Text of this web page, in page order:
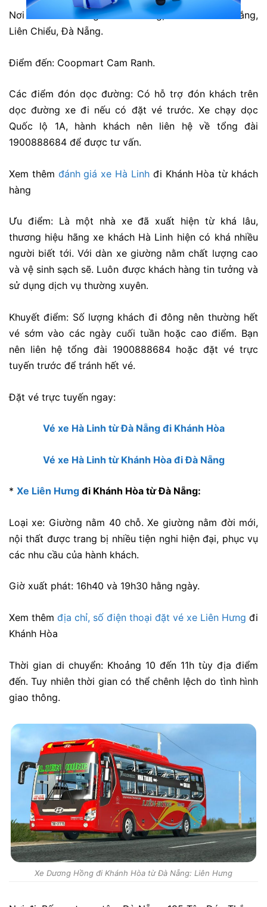
Nơi đi:
Bến xe trung tâm Đà Nẵng, 185 Tôn Đức Thắng,
Liên Chiểu, Đà Nẵng.
Điểm đến: Coopmart Cam Ranh.
Các điểm đón dọc đường: Có hỗ trợ đón khách trên
dọc đường xe đi nếu có đặt vé trước. Xe chạy dọc
Quốc lộ 1A, hành khách nên liên hệ về tổng đài
1900888684 để được tư vấn.
Xem thêm đánh giá xe Hà Linhđi Khánh Hòa từ khách
hàng
Ưu điểm: Là một nhà xe đã xuất hiện từ khá lâu,
thương hiệu hãng xe khách Hà Linh hiện có khá nhiều
người biết tới. Với dàn xe giường nằm chất lượng cao
và vệ sinh sạch sẽ. Luôn được khách hàng tin tưởng và
sử dụng dịch vụ thường xuyên.
Khuyết điểm: Số lượng khách đi đông nên thường hết
vé sớm vào các ngày cuối tuần hoặc cao điểm. Bạn
nên liên hệ tổng đài 1900888684 hoặc đặt vé trực
tuyến trước để tránh hết vé.
Đặt vé trực tuyến ngay:
Vé xe Hà Linh từ Đà Nẵng đi Khánh Hòa
Vé xe Hà Linh từ Khánh Hòa đi Đà Nẵng
* Xe Liên Hưng đi Khánh Hòa từ Đà Nẵng:
Loại xe: Giường nằm 40 chỗ. Xe giường nằm đời mới,
nội thất được trang bị nhiều tiện nghi hiện đại, phục vụ
các nhu cầu của hành khách.
Giờ xuất phát: 16h40 và 19h30 hằng ngày.
Xem thêm địa chỉ, số điện thoại đặt vé xe Liên Hưng đi
Khánh Hòa
Thời gian di chuyển: Khoảng 10 đến 11h tùy địa điểm
đến. Tuy nhiên thời gian có thể chênh lệch do tình hình
giao thông.
Xe Dương Hồng đi Khánh Hòa từ Đà Nẵng: Liên Hưng